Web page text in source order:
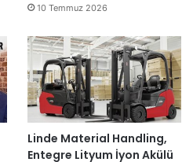
10 Temmuz 2026
Linde Material Handling,
Entegre Lityum İyon Akülü